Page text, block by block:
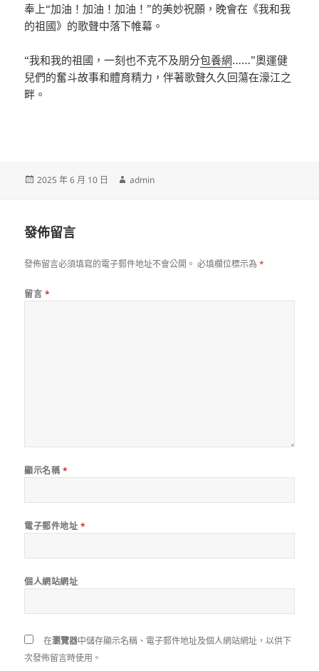
奉上“加油！加油！加油！”的美妙祝願，晚會在《我和我
的祖國》的歌聲中落下帷幕。
“我和我的祖國，一刻也不克不及朋分包養網……”奧運健
兒們的奮斗故事和體育精力，伴著歌聲久久回蕩在濠江之
畔。
發
2025 年 6 月 10 日
作
admin
發佈留言
發佈留言必須填寫的電子郵件地址不會公開。 必填欄位標示為*
留言 *
顯示名稱 *
電子郵件地址 *
個人網站網址
在瀏覽器中儲存顯示名稱、電子郵件地址及個人網站網址，以供下
次發佈留言時使用。